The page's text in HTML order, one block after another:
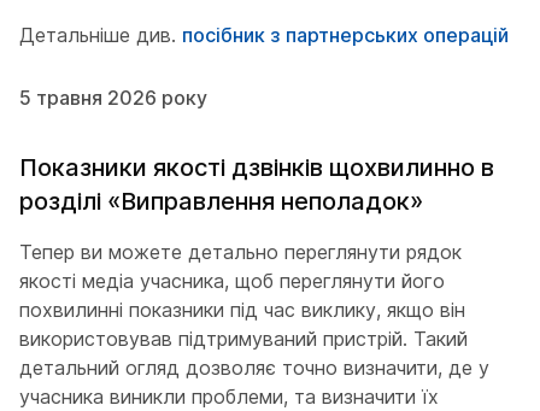
Детальніше див. посібник з партнерських операцій
5 травня 2026 року
Показники якості дзвінків щохвилинно в
розділі «Виправлення неполадок»
Тепер ви можете детально переглянути рядок
якості медіа учасника, щоб переглянути його
похвилинні показники під час виклику, якщо він
використовував підтримуваний пристрій. Такий
детальний огляд дозволяє точно визначити, де у
учасника виникли проблеми, та визначити їх